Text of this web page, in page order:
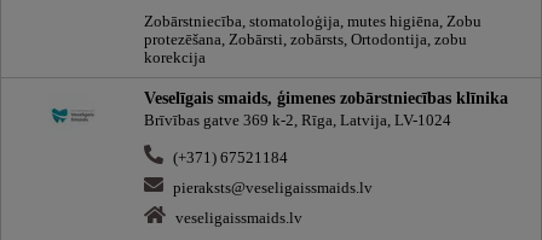
Zobārstniecība, stomatoloģija, mutes higiēna, Zobu
protezēšana, Zobārsti, zobārsts, Ortodontija, zobu
korekcija
Veselīgais smaids, ģimenes zobārstniecības klīnika
Brīvības gatve 369 k-2, Rīga, Latvija, LV-1024
(+371) 67521184
pieraksts@veseligaissmaids.lv
veseligaissmaids.lv